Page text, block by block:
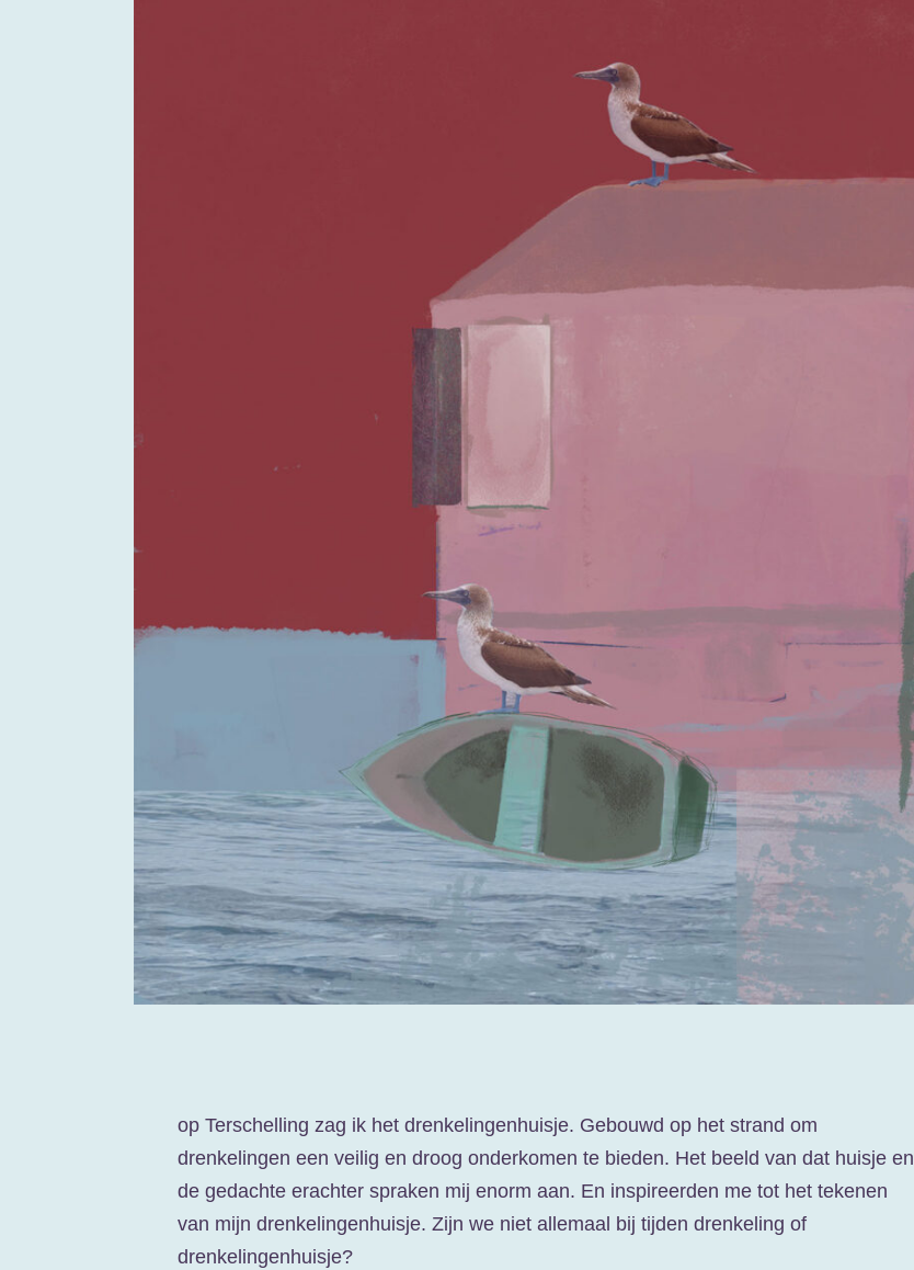
op Terschelling zag ik het drenkelingenhuisje. Gebouwd op het strand om
drenkelingen een veilig en droog onderkomen te bieden. Het beeld van dat huisje en
de gedachte erachter spraken mij enorm aan. En inspireerden me tot het tekenen
van mijn drenkelingenhuisje. Zijn we niet allemaal bij tijden drenkeling of
drenkelingenhuisje?